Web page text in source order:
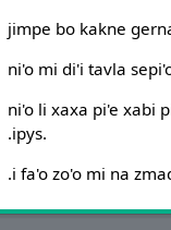
jimpe bo kakne
ni'o mi di'i tavla
ni'o li xaxa pi'e xabi
.ipys.
.i fa'o zo'o mi na